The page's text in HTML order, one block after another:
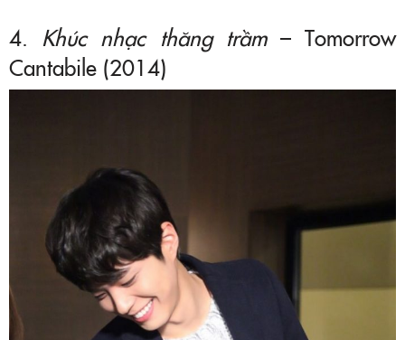
4. Khúc nhạc thăng trầm– Tomorrow
Cantabile (2014)